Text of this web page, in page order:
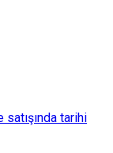
tarihi